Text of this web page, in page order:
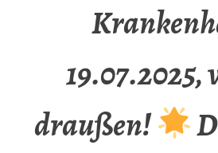
19.07.2025,
draußen!